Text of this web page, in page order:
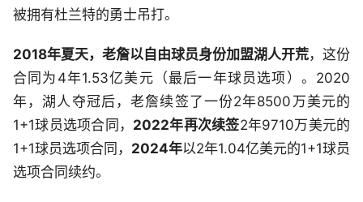
被拥有杜兰特的勇士吊打。
2018年夏天，老詹以自由球员身份加盟湖人开荒，这份
合同为4年1.53亿美元（最后一年球员选项）。2020
年，湖人夺冠后，老詹续签了一份2年8500万美元的
1+1球员选项合同， 2022年再次续签2年9710万美元的
1+1球员选项合同， 2024年以2年1.04亿美元的1+1球员
选项合同续约。